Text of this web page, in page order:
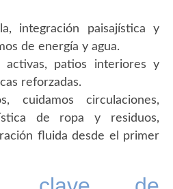
integración paisajística y
de energía y agua.
activas, patios interiores y
reforzadas.
cuidamos circulaciones,
de ropa y residuos,
fluida desde el primer